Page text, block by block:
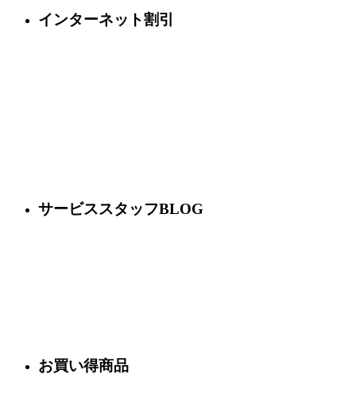
インターネット割引
サービススタッフBLOG
お買い得商品